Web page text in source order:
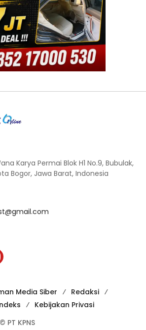
Karya Permai Blok H1 No.9, Bubulak,
Bogor, Jawa Barat, Indonesia
Media Siber
Redaksi
Kebijakan Privasi
PT KPNS